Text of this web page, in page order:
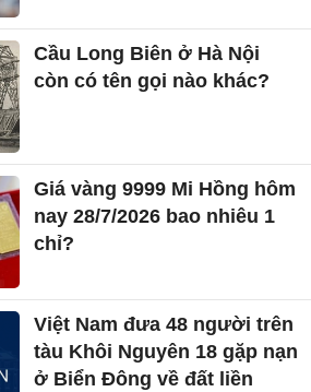
Cầu Long Biên ở Hà Nội
còn có tên gọi nào khác?
Giá vàng 9999 Mi Hồng hôm
nay 28/7/2026 bao nhiêu 1
chỉ?
Việt Nam đưa 48 người trên
tàu Khôi Nguyên 18 gặp nạn
ở Biển Đông về đất liền